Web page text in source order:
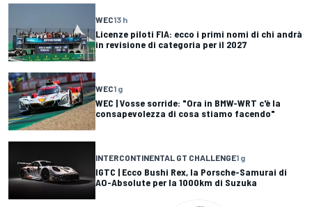
WEC13 h
Licenze piloti FIA: ecco i primi nomi di chi andrà
in revisione di categoria per il 2027
WEC1 g
WEC | Vosse sorride: "Ora in BMW-WRT c'è la
consapevolezza di cosa stiamo facendo"
INTERCONTINENTAL GT CHALLENGE1 g
IGTC | Ecco Bushi Rex, la Porsche-Samurai di
AO-Absolute per la 1000km di Suzuka